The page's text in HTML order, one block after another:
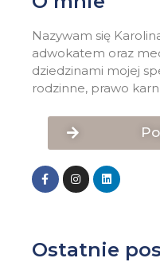
Nazywam się
adwokatem oraz
dziedzinami mojej
rodzinne, prawo
Ostatnie